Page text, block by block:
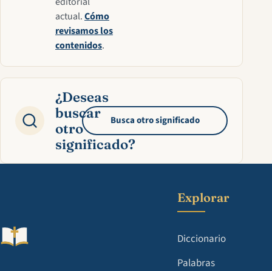
actual.Cómo
revisamos los
contenidos.
¿Deseas
buscar
otro
significado?
Busca otro significado
Explorar
Diccionario
Palabras